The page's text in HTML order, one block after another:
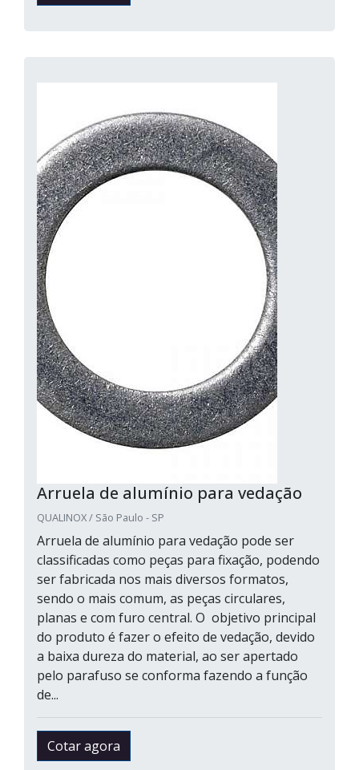
Arruela de alumínio para vedação
QUALINOX / São Paulo - SP
Arruela de alumínio para vedação pode ser
classificadas como peças para fixação, podendo
ser fabricada nos mais diversos formatos,
sendo o mais comum, as peças circulares,
planas e com furo central. O objetivo principal
do produto é fazer o efeito de vedação, devido
a baixa dureza do material, ao ser apertado
pelo parafuso se conforma fazendo a função
de...
Cotar agora